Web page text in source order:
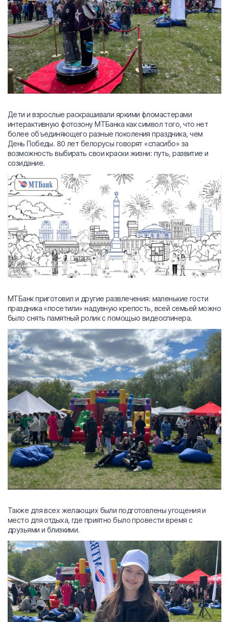
Дети и взрослые раскрашивали яркими фломастерами
интерактивную фотозону МТБанка как символ того, что нет
более объединяющего разные поколения праздника, чем
День Победы. 80 лет белорусы говорят «спасибо» за
возможность выбирать свои краски жизни: путь, развитие и
созидание.
МТБанк приготовил и другие развлечения: маленькие гости
праздника «посетили» надувную крепость, всей семьей можно
было снять памятный ролик с помощью видеоспинера.
Также для всех желающих были подготовлены угощения и
место для отдыха, где приятно было провести время с
друзьями и близкими.